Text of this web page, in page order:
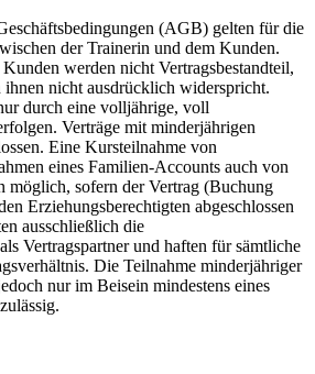
(AGB) gelten für die
der Trainerin und dem Kunden.
werden nicht Vertragsbestandteil,
nicht ausdrücklich widerspricht.
durch eine volljährige, voll
Verträge mit minderjährigen
Eine Kursteilnahme von
eines Familien-Accounts auch von
möglich, sofern der Vertrag (Buchung
Erziehungsberechtigten abgeschlossen
ausschließlich die
Vertragspartner und haften für sämtliche
Die Teilnahme minderjähriger
nur im Beisein mindestens eines